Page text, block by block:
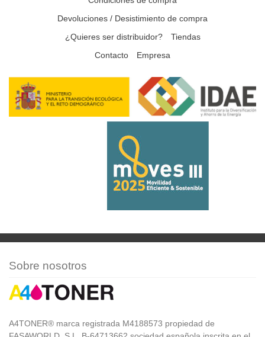
Devoluciones / Desistimiento de compra
¿Quieres ser distribuidor?
Tiendas
Contacto
Empresa
Sobre nosotros
A4TONER® marca registrada M4188573 propiedad de